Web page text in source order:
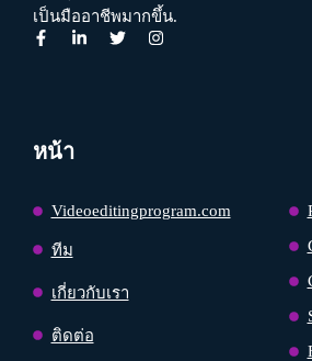
เป็นมืออาชีพมากขึ้น.
หน้า
Videoeditingprogram.com
ทีม
เกี่ยวกับเรา
ติดต่อ